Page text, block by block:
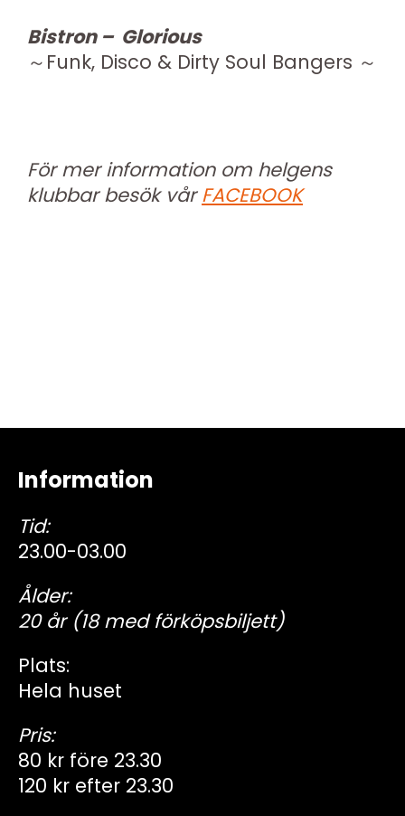
Bistron – Glorious
～Funk, Disco & Dirty Soul Bangers ～
För mer information om helgens
klubbar besök vårFACEBOOK
Information
Tid:
23.00-03.00
Ålder:
20 år (18 med förköpsbiljett)
Plats:
Hela huset
Pris:
80 kr före 23.30
120 kr efter 23.30